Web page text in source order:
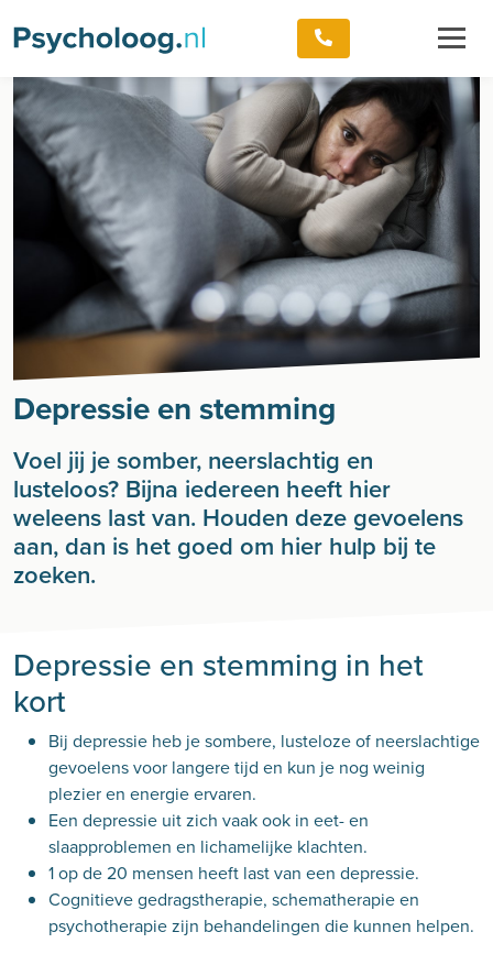
Depressie en stemming
Voel jij je somber, neerslachtig en
lusteloos? Bijna iedereen heeft hier
weleens last van. Houden deze gevoelens
aan, dan is het goed om hier hulp bij te
zoeken.
Depressie en stemming in het
kort
Bij depressie heb je sombere, lusteloze of neerslachtige
gevoelens voor langere tijd en kun je nog weinig
plezier en energie ervaren.
Een depressie uit zich vaak ook in eet- en
slaapproblemen en lichamelijke klachten.
1 op de 20 mensen heeft last van een depressie.
Cognitieve gedragstherapie, schematherapie en
psychotherapie zijn behandelingen die kunnen helpen.